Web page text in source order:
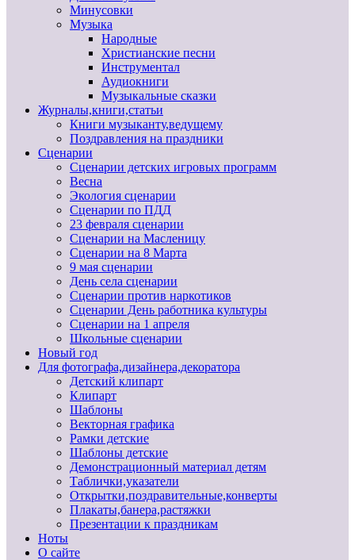
Минусовки
Музыка
Народные
Христианские песни
Инструментал
Аудиокниги
Музыкальные сказки
Журналы,книги,статьи
Книги музыканту,ведущему
Поздравления на праздники
Сценарии
Сценарии детских игровых программ
Весна
Экология сценарии
Сценарии по ПДД
23 февраля сценарии
Сценарии на Масленицу
Сценарии на 8 Марта
9 мая сценарии
День села сценарии
Сценарии против наркотиков
Сценарии День работника культуры
Сценарии на 1 апреля
Школьные сценарии
Новый год
Для фотографа,дизайнера,декоратора
Детский клипарт
Клипарт
Шаблоны
Векторная графика
Рамки детские
Шаблоны детские
Демонстрационный материал детям
Таблички,указатели
Открытки,поздравительные,конверты
Плакаты,банера,растяжки
Презентации к праздникам
Ноты
О сайте